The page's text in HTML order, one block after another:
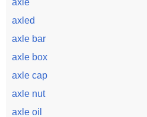
axle
axled
axle bar
axle box
axle cap
axle nut
axle oil